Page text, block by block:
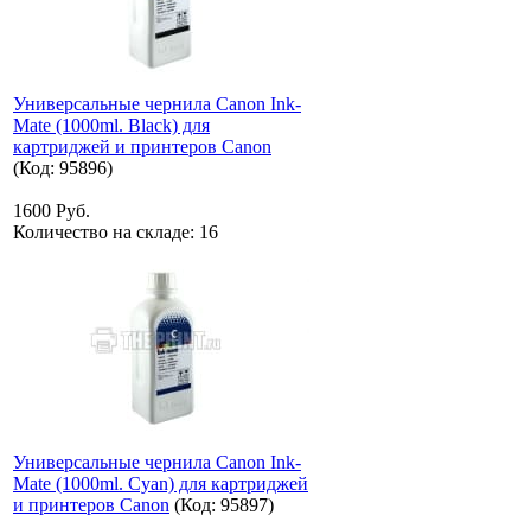
Универсальные чернила Canon Ink-
Mate (1000ml. Black) для
картриджей и принтеров Canon
(Код: 95896)
1600 Руб.
Количество на складе: 16
Универсальные чернила Canon Ink-
Mate (1000ml. Cyan) для картриджей
и принтеров Canon (Код: 95897)